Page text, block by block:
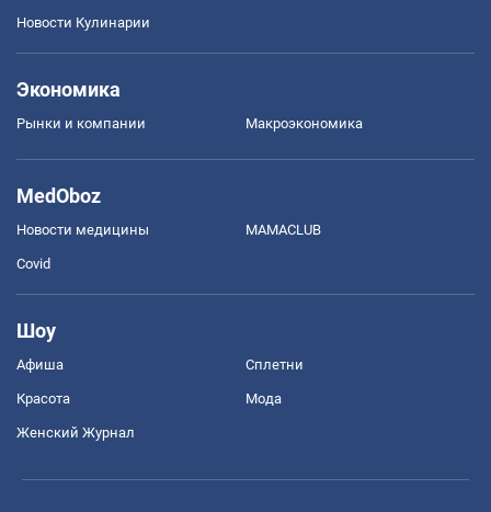
Новости Кулинарии
Экономика
Рынки и компании Mакроэкономика
MedOboz
Новости медицины MAMACLUB
Covid
Шоу
Афиша Сплетни
Красота Мода
Женский Журнал